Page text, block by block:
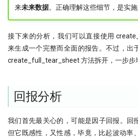
来未来数据。正确理解这些细节，是实施
接下来的分析，我们可以直接使用
来生成一个完整而全面的报告。不过，出
create_full_tear_sheet 方法拆开，一步步
回报分析
我们首先最关心的，可能是因子回报。回
但它既感性，又性感，毕竟，比起波动率